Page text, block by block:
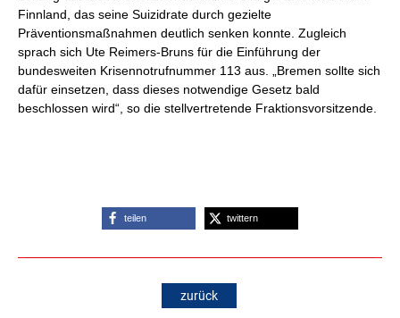
Finnland, das seine Suizidrate durch gezielte
Präventionsmaßnahmen deutlich senken konnte. Zugleich
sprach sich Ute Reimers-Bruns für die Einführung der
bundesweiten Krisennotrufnummer 113 aus. „Bremen sollte sich
dafür einsetzen, dass dieses notwendige Gesetz bald
beschlossen wird“, so die stellvertretende Fraktionsvorsitzende.
teilen twittern
zurück